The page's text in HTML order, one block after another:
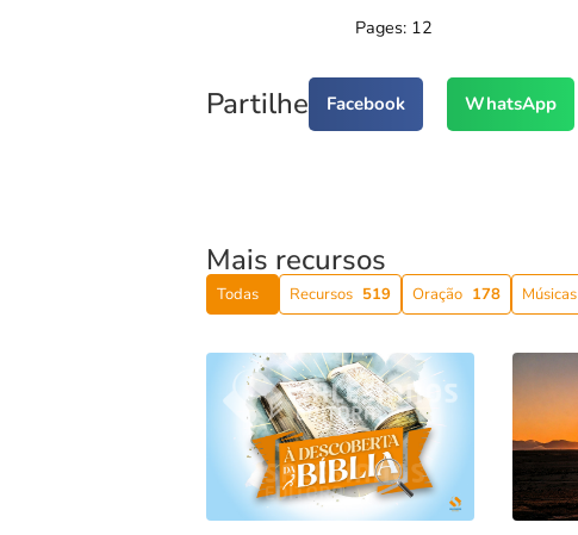
Pages: 12
Partilhe Facebook WhatsApp
Mais recursos
Todas Recursos 519 Oração 178 Músicas